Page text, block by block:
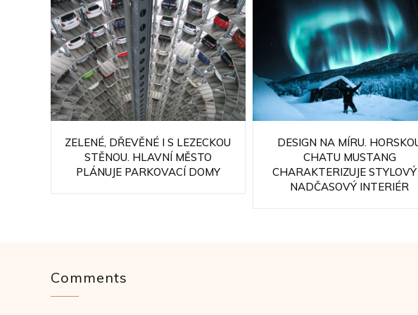
ZELENÉ, DŘEVĚNÉ I S LEZECKOU
STĚNOU. HLAVNÍ MĚSTO
PLÁNUJE PARKOVACÍ DOMY
DESIGN NA MÍRU.
CHATU MUSTANG
CHARAKTERIZUJE
NADČASOVÝ INTERIÉR
Comments